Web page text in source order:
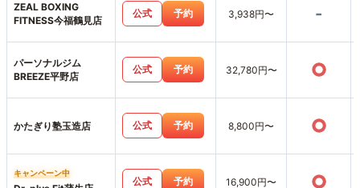
ZEAL BOXING
FITNESS今福鶴見店
公式 予約 3,938円〜 -
パーソナルジム
BREEZE平野店
公式 予約 32,780円〜 ○
かたぎり塾玉造店 公式 予約 8,800円〜 ○
キャンペーン中
公式 予約 16,900円〜 ○